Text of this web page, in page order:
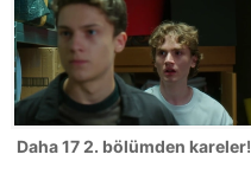
Daha 17 2. bölümden kareler!